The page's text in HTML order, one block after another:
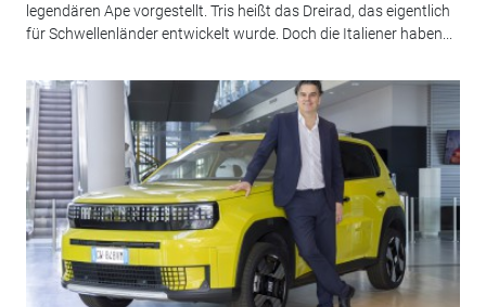
legendären Ape vorgestellt. Tris heißt das Dreirad, das eigentlich
für Schwellenländer entwickelt wurde. Doch die Italiener haben...